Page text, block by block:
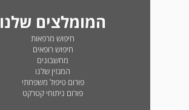
המומלצים שלנו
חיפוש מרפאות
חיפוש רופאים
מחשבונים
המגזין שלנו
פורום טיפול משפחתי
פורום ניתוחי קטרקט